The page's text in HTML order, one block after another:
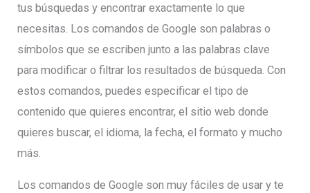
tus búsquedas y encontrar exactamente lo que
necesitas. Los comandos de Google son palabras o
símbolos que se escriben junto a las palabras clave
para modificar o filtrar los resultados de búsqueda. Con
estos comandos, puedes especificar el tipo de
contenido que quieres encontrar, el sitio web donde
quieres buscar, el idioma, la fecha, el formato y mucho
más.
Los comandos de Google son muy fáciles de usar y te